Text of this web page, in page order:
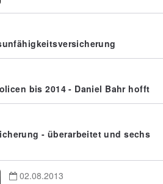
bis 2014 - Daniel Bahr hofft
- überarbeitet und sechs
02.08.2013